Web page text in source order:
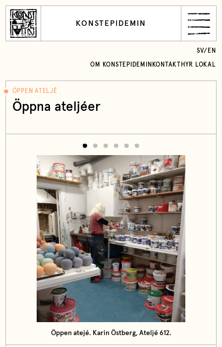
KONSTEPIDEMIN
OM KONSTEPIDEMIN KONTAKT HYR LOKAL
SV/ EN
ÖPPEN ATELJÉ
Öppna ateljéer
Öppen atejé. Karin Östberg, Ateljé 612.